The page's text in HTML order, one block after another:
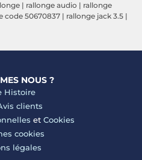
| rallonge audio | rallonge
code 50670837 | rallonge jack 3.5 |
NOUS ?
Histoire
clients
et Cookies
cookies
légales